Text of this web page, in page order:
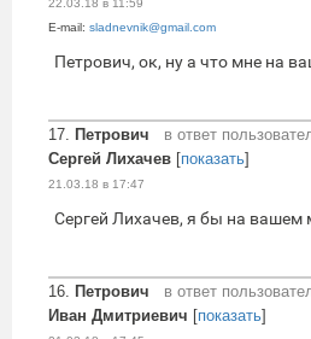
22.03.18 в 11:59
E-mail: sladnevnik@gmail.com
Петрович, ок, ну а что мне на
17. Петрович
в ответ
Сергей Лихачев [показать]
21.03.18 в 17:47
Сергей Лихачев, я бы на вашем
16. Петрович
в ответ
Иван Дмитриевич [показать]